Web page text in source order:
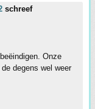
schreef
Onze
degens wel weer